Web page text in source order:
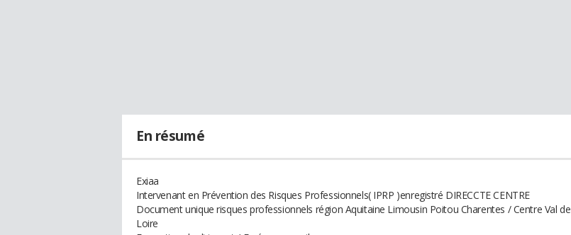
En résumé
Exiaa
Intervenant en Prévention des Risques Professionnels( IPRP )enregistré DIRECCTE CENTRE
Document unique risques professionnels région Aquitaine Limousin Poitou Charentes / Centre Val de
Loire